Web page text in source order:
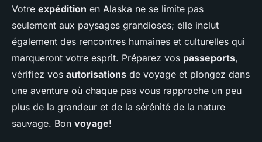
Votre expédition en Alaska ne se limite pas
seulement aux paysages grandioses; elle inclut
également des rencontres humaines et culturelles qui
marqueront votre esprit. Préparez vos passeports,
vérifiez vos autorisations de voyage et plongez dans
une aventure où chaque pas vous rapproche un peu
plus de la grandeur et de la sérénité de la nature
sauvage. Bon voyage!